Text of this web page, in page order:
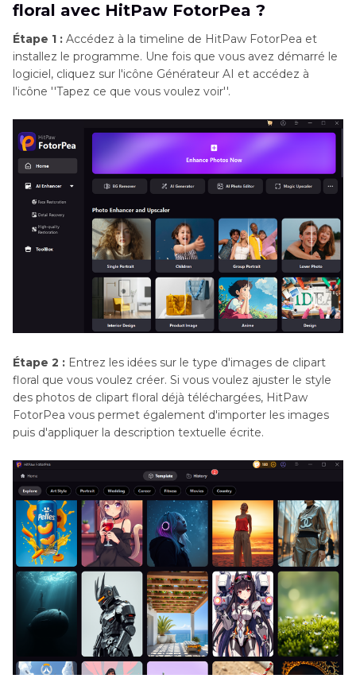
floral avec HitPaw FotorPea ?
Étape 1 : Accédez à la timeline de HitPaw FotorPea et
installez le programme. Une fois que vous avez démarré le
logiciel, cliquez sur l'icône Générateur AI et accédez à
l'icône ''Tapez ce que vous voulez voir''.
Étape 2 : Entrez les idées sur le type d'images de clipart
floral que vous voulez créer. Si vous voulez ajuster le style
des photos de clipart floral déjà téléchargées, HitPaw
FotorPea vous permet également d'importer les images
puis d'appliquer la description textuelle écrite.